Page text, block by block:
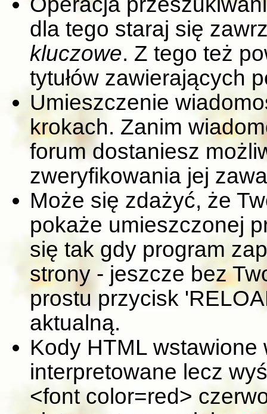
dla tego staraj się
kluczowe. Z tego też
tytułów zawierających
Umieszczenie
krokach. Zanim
forum dostaniesz
zweryfikowania jej
Może się zdażyć, że
pokaże umieszczonej
się tak gdy program
strony - jeszcze bez
prostu przycisk
aktualną.
Kody HTML
interpretowane lecz
<font color=red>